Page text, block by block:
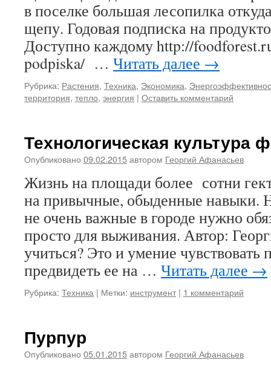
в поселке большая лесопилка
щепу. Годовая подписка на
Доступно каждому http://
podpiska/ … Читать далее →
Рубрика: Растения, Техника, Экономика,
территория, тепло, энергия | Оставить комментарий
Технологическая культура
Опубликовано 09.02.2015автором Георгий Афанасьев
Жизнь на площади более сотни
на привычные, обыденные навыки.
не очень важные в городе нужно
просто для выживания. Автор:
учиться? Это и умение чувствовать
предвидеть ее на … Читать далее →
Рубрика: Техника | Метки: инструмент | 1 комментарий
Пурпур
Опубликовано 05.01.2015автором Георгий Афанасьев